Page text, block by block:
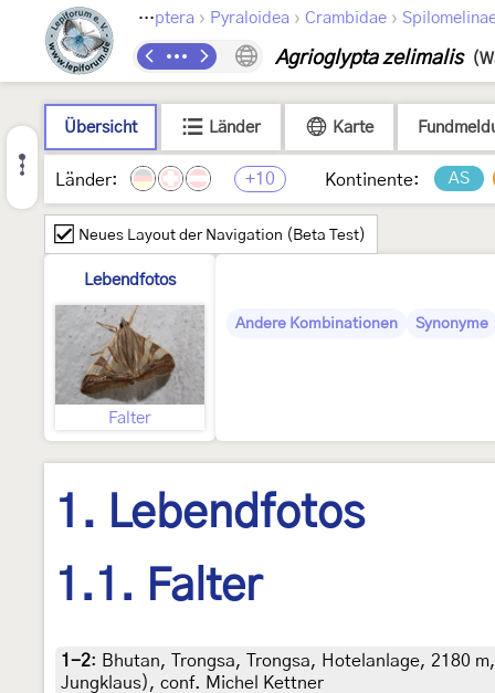
Lepidoptera › Pyraloidea › Crambidae ›
Agrioglypta zelimalis
Übersicht Länder Karte
Länder: +10 Kontinente: AS
Neues Layout der Navigation (Beta Test)
Lebendfotos
Falter
Andere Kombinationen Synonyme
1. Lebendfotos
1.1. Falter
1-2: Bhutan, Trongsa, Trongsa, Hotelanlage, 2180
Jungklaus), conf. Michel Kettner